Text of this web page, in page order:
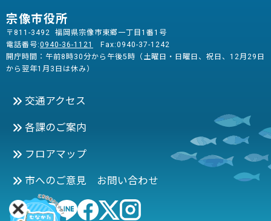
宗像市役所
〒811-3492 福岡県宗像市東郷一丁目1番1号
電話番号:0940-36-1121
Fax:0940-37-1242
開庁時間：午前8時30分から午後5時（土曜日・日曜日、祝日、12月29日
から翌年1月3日は休み）
交通アクセス
各課のご案内
フロアマップ
市へのご意見 お問い合わせ